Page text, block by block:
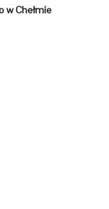
w Chełmie